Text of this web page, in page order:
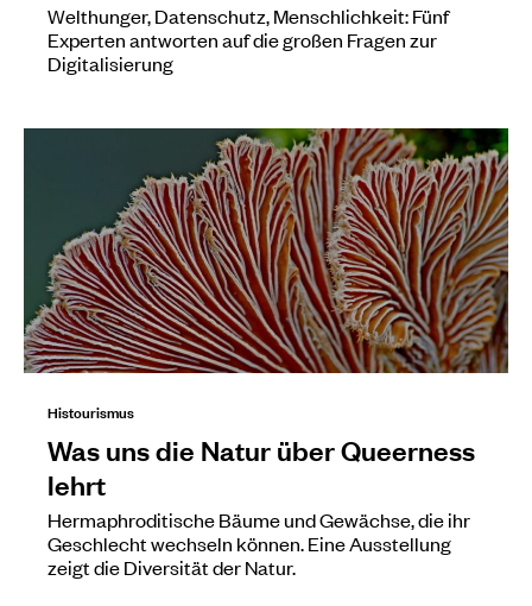
Welthunger, Datenschutz, Menschlichkeit: Fünf
Experten antworten auf die großen Fragen zur
Digitalisierung
Histourismus
Was uns die Natur über Queerness
lehrt
Hermaphroditische Bäume und Gewächse, die ihr
Geschlecht wechseln können. Eine Ausstellung
zeigt die Diversität der Natur.